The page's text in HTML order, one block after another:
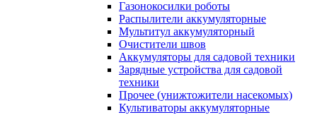
Газонокосилки роботы
Распылители аккумуляторные
Мультитул аккумуляторный
Очистители швов
Аккумуляторы для садовой техники
Зарядные устройства для садовой
техники
Прочее (унижтожители насекомых)
Культиваторы аккумуляторные